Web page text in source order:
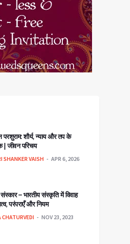
परशुराम: शौर्य, न्याय और तप के
| जीवन परिचय
SHANKER VAISH APR 6, 2026
संस्कार – भारतीय संस्कृति में विवाह
परंपराएँ और नियम
CHATURVEDI NOV 23, 2023